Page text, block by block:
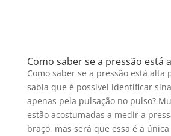
Como saber se a pressão está
Como saber se a pressão está alta
sabia que é possível identificar
apenas pela pulsação no pulso?
estão acostumadas a medir a
braço, mas será que essa é a